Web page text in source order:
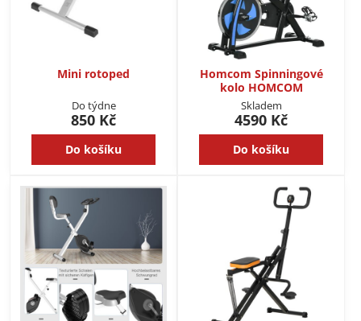
Mini rotoped
Do týdne
850 Kč
Do košíku
Homcom Spinningové
kolo HOMCOM
Skladem
4590 Kč
Do košíku